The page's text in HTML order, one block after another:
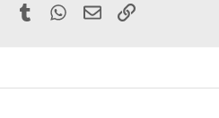
PinterestTumblr WhatsApp
EmailLink